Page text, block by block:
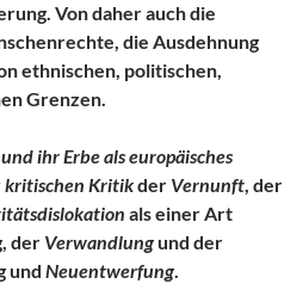
Von daher auch die
die Ausdehnung
ethnischen, politischen,
Grenzen.
ihr Erbe als europäisches
kritischen Kritikder Vernunft, der
als einer Art
der Verwandlungund der
und Neuentwerfung.